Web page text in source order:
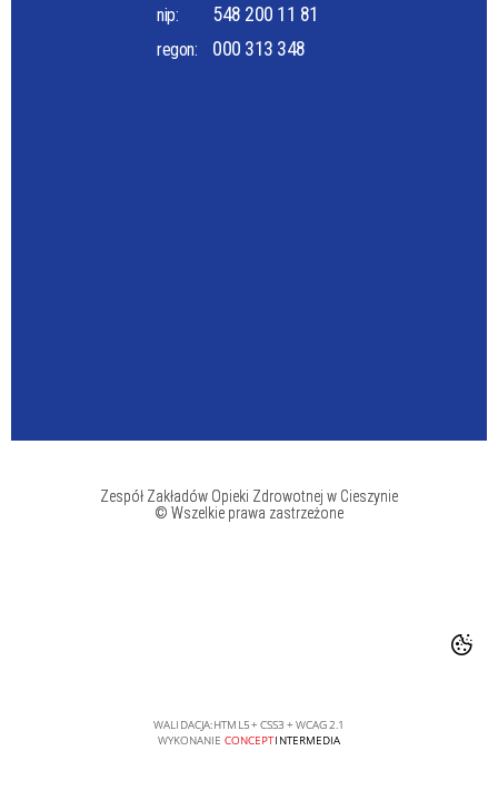
nip: 548 200 11 81
regon: 000 313 348
Zespół Zakładów Opieki Zdrowotnej w Cieszynie
© Wszelkie prawa zastrzeżone
WALIDACJA:HTML5+CSS3 +WCAG 2.1
WYKONANIE CONCEPTINTERMEDIA